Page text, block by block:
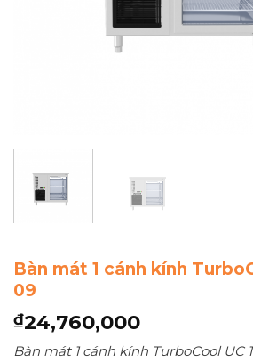
Bàn mát 1 cánh kính
09
₫24,760,000
Bàn mát 1 cánh kính TurboCool UC